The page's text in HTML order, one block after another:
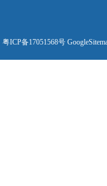
粤ICP备17051568号